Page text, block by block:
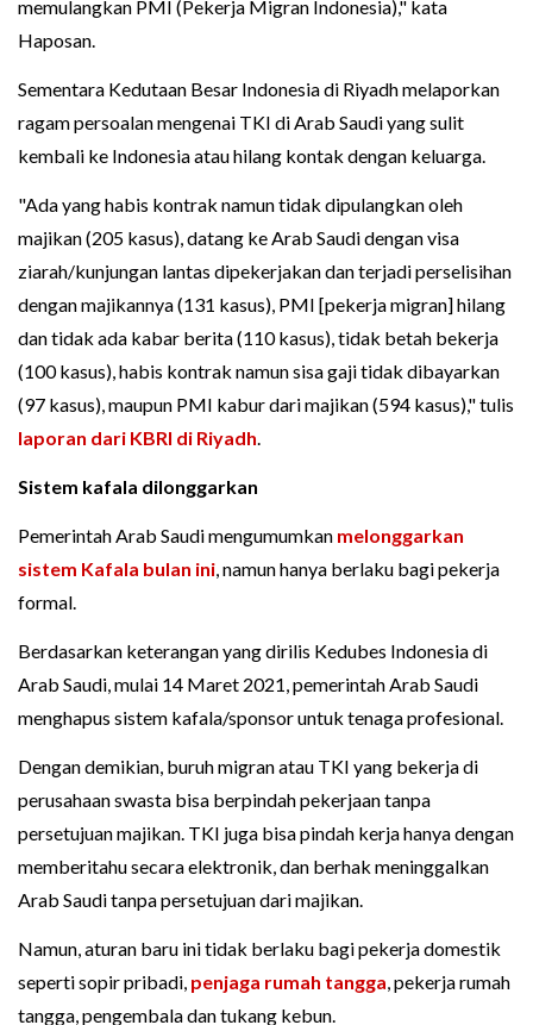
memulangkan PMI (Pekerja Migran Indonesia)," kata
Haposan.
Sementara Kedutaan Besar Indonesia di Riyadh melaporkan
ragam persoalan mengenai TKI di Arab Saudi yang sulit
kembali ke Indonesia atau hilang kontak dengan keluarga.
"Ada yang habis kontrak namun tidak dipulangkan oleh
majikan (205 kasus), datang ke Arab Saudi dengan visa
ziarah/kunjungan lantas dipekerjakan dan terjadi perselisihan
dengan majikannya (131 kasus), PMI [pekerja migran] hilang
dan tidak ada kabar berita (110 kasus), tidak betah bekerja
(100 kasus), habis kontrak namun sisa gaji tidak dibayarkan
(97 kasus), maupun PMI kabur dari majikan (594 kasus)," tulis
laporan dari KBRI di Riyadh.
Sistem kafala dilonggarkan
Pemerintah Arab Saudi mengumumkan melonggarkan
sistem Kafala bulan ini, namun hanya berlaku bagi pekerja
formal.
Berdasarkan keterangan yang dirilis Kedubes Indonesia di
Arab Saudi, mulai 14 Maret 2021, pemerintah Arab Saudi
menghapus sistem kafala/sponsor untuk tenaga profesional.
Dengan demikian, buruh migran atau TKI yang bekerja di
perusahaan swasta bisa berpindah pekerjaan tanpa
persetujuan majikan. TKI juga bisa pindah kerja hanya dengan
memberitahu secara elektronik, dan berhak meninggalkan
Arab Saudi tanpa persetujuan dari majikan.
Namun, aturan baru ini tidak berlaku bagi pekerja domestik
seperti sopir pribadi, penjaga rumah tangga, pekerja rumah
tangga, pengembala dan tukang kebun.